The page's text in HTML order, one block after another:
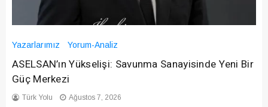
Yazarlarımız Yorum-Analiz
ASELSAN’ın Yükselişi: Savunma Sanayisinde Yeni Bir
Güç Merkezi
Türk Yolu Ağustos 7, 2026